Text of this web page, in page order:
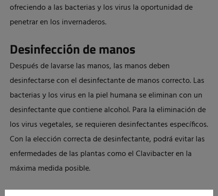
ofreciendo a las bacterias y los virus la oportunidad de
penetrar en los invernaderos.
Desinfección de manos
Después de lavarse las manos, las manos deben
desinfectarse con el desinfectante de manos correcto. Las
bacterias y los virus en la piel humana se eliminan con un
desinfectante que contiene alcohol. Para la eliminación de
los virus vegetales, se requieren desinfectantes específicos.
Con la elección correcta de desinfectante, podrá evitar las
enfermedades de las plantas como el Clavibacter en la
máxima medida posible.